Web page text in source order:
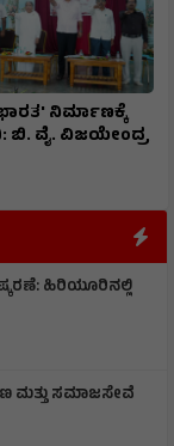
ನಿರ್ಮಾಣಕ್ಕೆ
ಬಿ. ವೈ. ವಿಜಯೇಂದ್ರ
ಹಿರಿಯೂರಿನಲ್ಲಿ
ಮತ್ತು ಸಮಾಜಸೇವೆ